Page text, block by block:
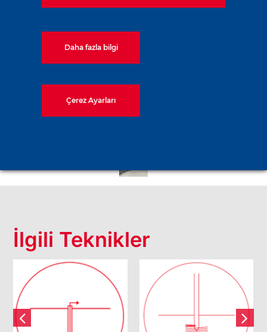
İlgili Teknikler
Susuzlaştırma Jet Grout
Daha fazla bilgi
Çerez Ayarları